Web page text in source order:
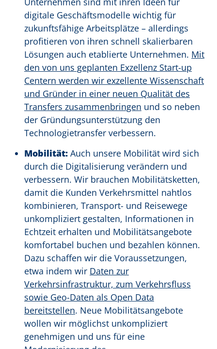
digitale Geschäftsmodelle wichtig für
zukunftsfähige Arbeitsplätze – allerdings
profitieren von ihren schnell skalierbaren
Lösungen auch etablierte Unternehmen. Mit
den von uns geplanten Exzellenz Start-up
Centern werden wir exzellente Wissenschaft
und Gründer in einer neuen Qualität des
Transfers zusammenbringen und so neben
der Gründungsunterstützung den
Technologietransfer verbessern.
Mobilität: Auch unsere Mobilität wird sich
durch die Digitalisierung verändern und
verbessern. Wir brauchen Mobilitätsketten,
damit die Kunden Verkehrsmittel nahtlos
kombinieren, Transport- und Reisewege
unkompliziert gestalten, Informationen in
Echtzeit erhalten und Mobilitätsangebote
komfortabel buchen und bezahlen können.
Dazu schaffen wir die Voraussetzungen,
etwa indem wir Daten zur
Verkehrsinfrastruktur, zum Verkehrsfluss
sowie Geo-Daten als Open Data
bereitstellen. Neue Mobilitätsangebote
wollen wir möglichst unkompliziert
genehmigen und uns für eine